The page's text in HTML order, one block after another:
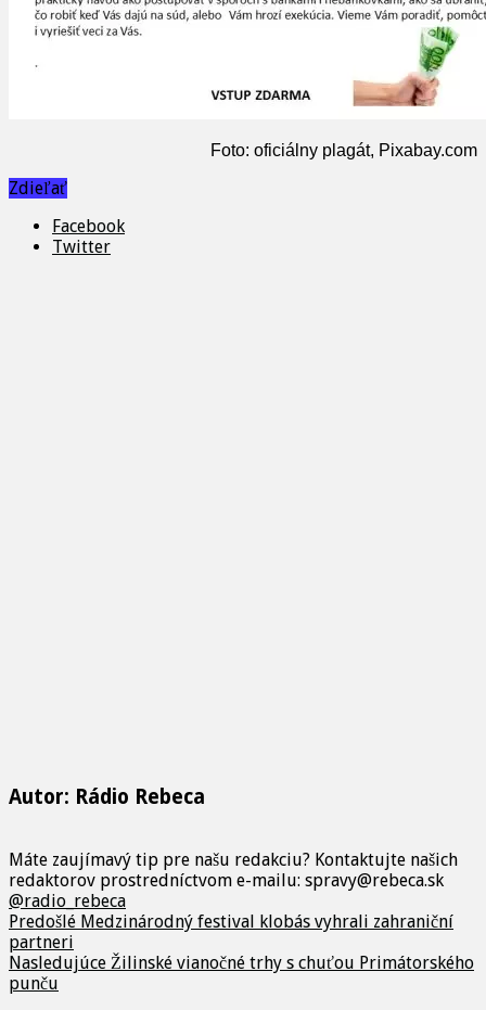
Foto: oficiálny plagát, Pixabay.com
Zdieľať
Facebook
Twitter
Autor: Rádio Rebeca
Máte zaujímavý tip pre našu redakciu? Kontaktujte našich
redaktorov prostredníctvom e-mailu: spravy@rebeca.sk
@radio_rebeca
Predošlé Medzinárodný festival klobás vyhrali zahraniční
partneri
Nasledujúce Žilinské vianočné trhy s chuťou Primátorského
punču